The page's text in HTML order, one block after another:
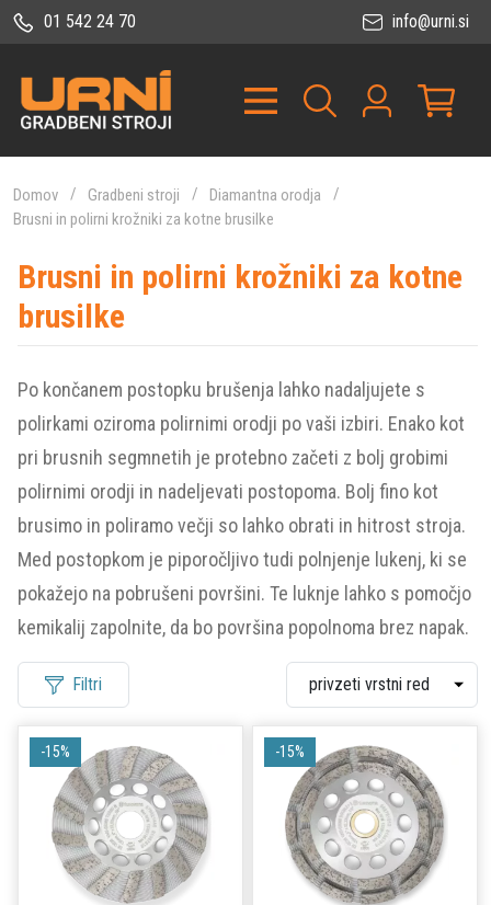
01 542 24 70 info@urni.si
Domov Gradbeni stroji
Diamantna orodja
Brusni in polirni krožniki za kotne brusilke
Brusni in polirni krožniki za kotne
brusilke
Po končanem postopku brušenja lahko nadaljujete s
polirkami oziroma polirnimi orodji po vaši izbiri. Enako kot
pri brusnih segmnetih je protebno začeti z bolj grobimi
polirnimi orodji in nadeljevati postopoma. Bolj fino kot
brusimo in poliramo večji so lahko obrati in hitrost stroja.
Med postopkom je piporočljivo tudi polnjenje lukenj, ki se
pokažejo na pobrušeni površini. Te luknje lahko s pomočjo
kemikalij zapolnite, da bo površina popolnoma brez napak.
Filtri
-15% -15%